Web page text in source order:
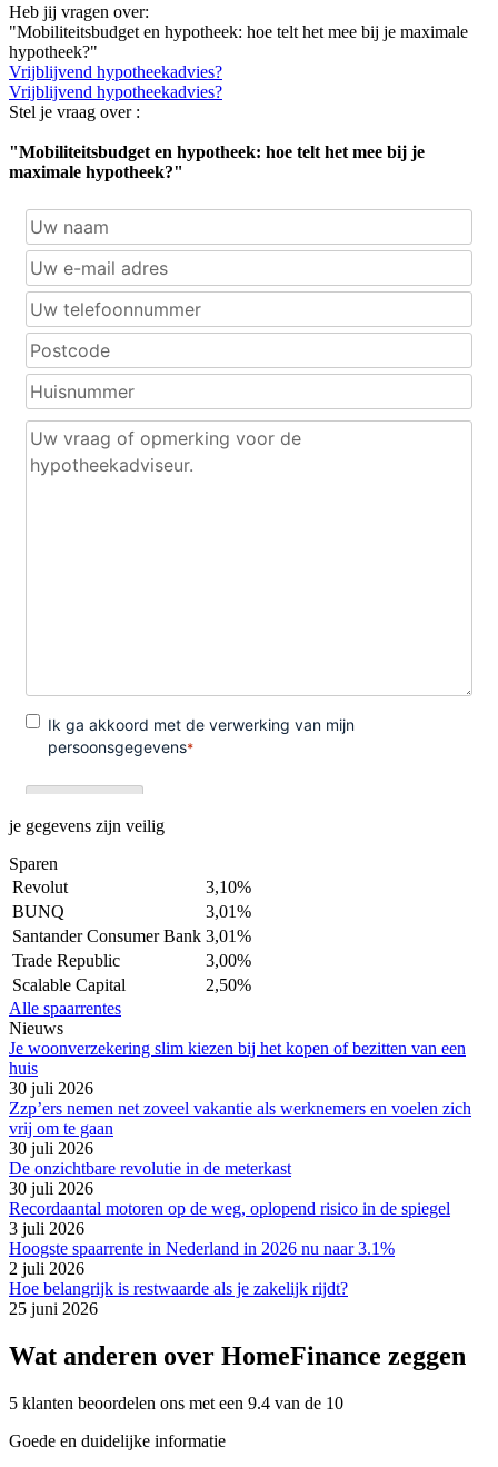
Heb jij vragen over:
"Mobiliteitsbudget en hypotheek: hoe telt het mee bij je maximale
hypotheek?"
Vrijblijvend hypotheekadvies?
Vrijblijvend hypotheekadvies?
Stel je vraag over :
"Mobiliteitsbudget en hypotheek: hoe telt het mee bij je
maximale hypotheek?"
je gegevens zijn veilig
Sparen
Revolut
3,10%
BUNQ
3,01%
Santander Consumer Bank 3,01%
Trade Republic
3,00%
Scalable Capital
2,50%
Alle spaarrentes
Nieuws
Je woonverzekering slim kiezen bij het kopen of bezitten van een
huis
30 juli 2026
Zzp’ers nemen net zoveel vakantie als werknemers en voelen zich
vrij om te gaan
30 juli 2026
De onzichtbare revolutie in de meterkast
30 juli 2026
Recordaantal motoren op de weg, oplopend risico in de spiegel
3 juli 2026
Hoogste spaarrente in Nederland in 2026 nu naar 3.1%
2 juli 2026
Hoe belangrijk is restwaarde als je zakelijk rijdt?
25 juni 2026
Wat anderen over HomeFinance zeggen
5 klanten beoordelen ons met een 9.4 van de 10
Goede en duidelijke informatie